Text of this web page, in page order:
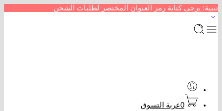
تنبية: يرجى كتابة رمز العنوان المختصر لطلبات الشحن
0عربة التسوق